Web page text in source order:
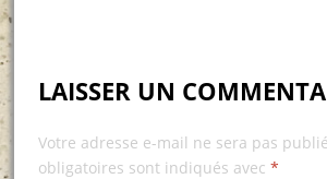
LAISSER UN
Votre adresse e-mail ne sera pas
obligatoires sont indiqués avec *